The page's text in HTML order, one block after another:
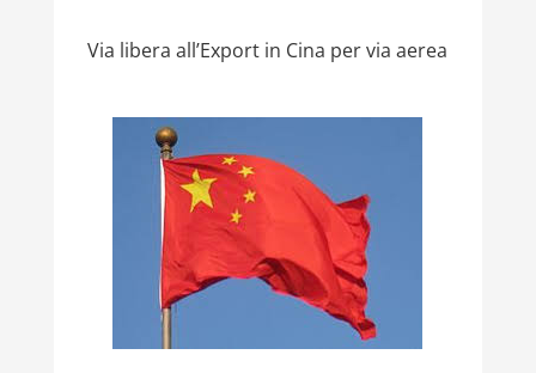
Via libera all’Export in Cina per via aerea